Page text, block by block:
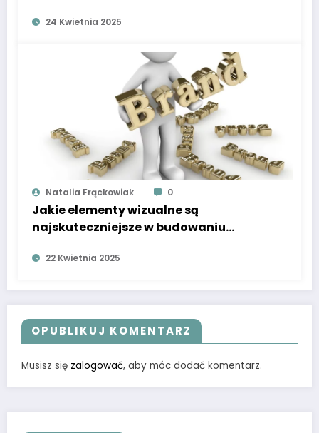
24 Kwietnia 2025
Natalia Frąckowiak 0
Jakie elementy wizualne są
najskuteczniejsze w budowaniu
tożsamości marki motoryzacyjnej
22 Kwietnia 2025
OPUBLIKUJ KOMENTARZ
Musisz się zalogować, aby móc dodać komentarz.